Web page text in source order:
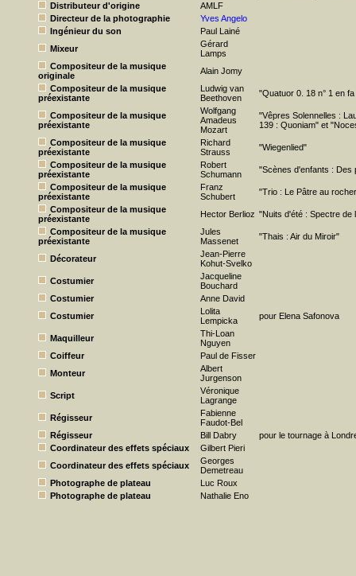
Distributeur d'origine
AMLF
Directeur de la photographie
Yves Angelo
Ingénieur du son
Paul Lainé
Mixeur
Gérard
Lamps
Compositeur de la musique
originale
Alain Jomy
Compositeur de la musique
préexistante
Ludwig van
Beethoven
"Quatuor 0. 18 n° 1 en
Compositeur de la musique
préexistante
Wolfgang
Amadeus
Mozart
"Vêpres Solennelles :
139 : Quoniam" et
Compositeur de la musique
préexistante
Richard
Strauss
"Wiegenlied"
Compositeur de la musique
préexistante
Robert
Schumann
"Scènes d'enfants : Des
Compositeur de la musique
préexistante
Franz
Schubert
"Trio : Le Pâtre au
Compositeur de la musique
préexistante
Hector Berlioz "Nuits d'été : Spectre de
Compositeur de la musique
préexistante
Jules
Massenet
"Thais : Air du Miroir"
Décorateur
Jean-Pierre
Kohut-Svelko
Costumier
Jacqueline
Bouchard
Costumier
Anne David
Costumier
Lolita
Lempicka
pour Elena Safonova
Maquilleur
Thi-Loan
Nguyen
Coiffeur
Paul de Fisser
Monteur
Albert
Jurgenson
Script
Véronique
Lagrange
Régisseur
Fabienne
Faudot-Bel
Régisseur
Bill Dabry
pour le tournage à
Coordinateur des effets spéciaux
Gilbert Pieri
Coordinateur des effets spéciaux
Georges
Demetreau
Photographe de plateau
Luc Roux
Photographe de plateau
Nathalie Eno